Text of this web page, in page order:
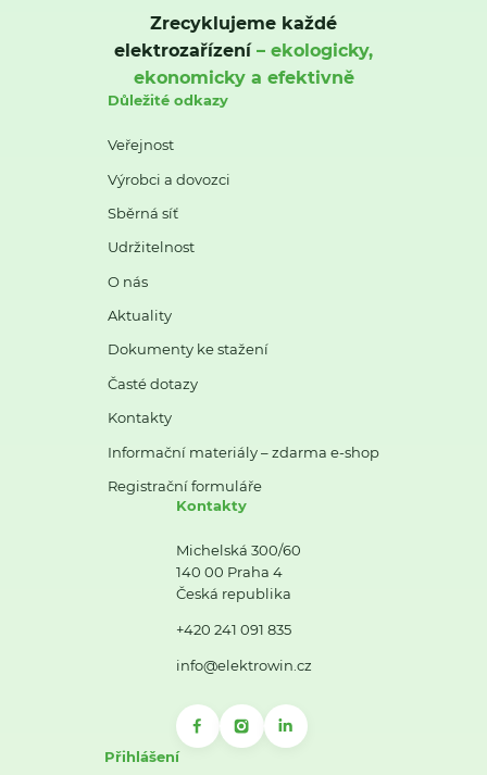
Zrecyklujeme každé
elektrozařízení– ekologicky,
ekonomicky a efektivně
Důležité odkazy
Veřejnost
Výrobci a dovozci
Sběrná síť
Udržitelnost
O nás
Aktuality
Dokumenty ke stažení
Časté dotazy
Kontakty
Informační materiály – zdarma e-shop
Registrační formuláře
Kontakty
Michelská 300/60
140 00 Praha 4
Česká republika
+420 241 091 835
info@elektrowin.cz
Přihlášení